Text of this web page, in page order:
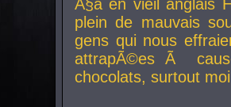
Ã§a en vieil anglais
plein de mauvais
gens qui nous
attrapÃ©es Ã
chocolats, surtout